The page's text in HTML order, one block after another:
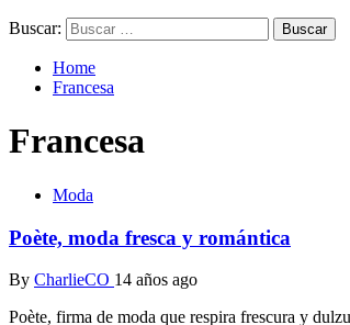
Buscar:
Home
Francesa
Francesa
Moda
Poète, moda fresca y romántica
By CharlieCO 14 años ago
Poète, firma de moda que respira frescura y